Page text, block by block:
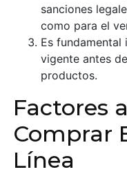
sanciones
como para el
Es
vigente antes
productos.
Factores
Comprar
Línea